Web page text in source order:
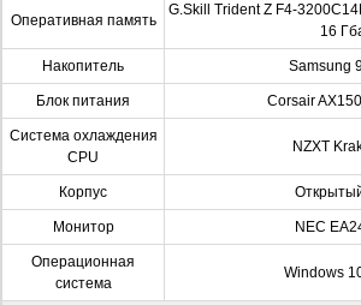
Оперативная память
G.Skill Trident Z F4-
16
Накопитель Samsung
Блок питания Corsair
Система охлаждения
CPU
NZXT
Корпус
Монитор NEC
Операционная
система
Windows